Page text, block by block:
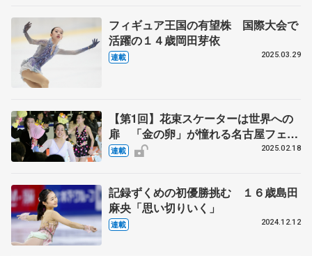
フィギュア王国の有望株 国際大会で
活躍の１４歳岡田芽依
連載 2025.03.29
【第1回】花束スケーターは世界への
扉 「金の卵」が憧れる名古屋フェス
ティバル 中村俊介「最も思い入れの
連載 2025.02.18
記録ずくめの初優勝挑む １６歳島田
麻央「思い切りいく」
連載 2024.12.12